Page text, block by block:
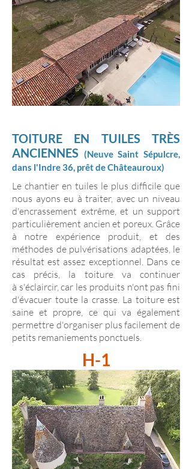
TOITURE EN TUILES TRÈS
ANCIENNES (NeuveSaint Sépulcre,
dans l'Indre 36, prêt de Châteauroux)
Le chantier en tuiles le plus difficile que
nous ayons eu à traiter, avec un niveau
d'encrassement extrême, et un support
particulièrement ancien et poreux. Grâce
à notre expérience produit, et des
méthodes de pulvérisations adaptées, le
résultat est assez exceptionnel. Dans ce
cas précis, la toiture va continuer
à s'éclaircir, car les produits n'ont pas fini
d'évacuer toute la crasse. La toiture est
saine et propre, ce qui va également
permettre d'organiser plus facilement de
petits remaniements ponctuels.
H-1